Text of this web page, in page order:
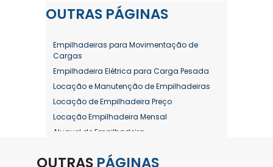
OUTRAS PÁGINAS
Empilhadeiras para Movimentação de
Cargas
Empilhadeira Elétrica para Carga Pesada
Locação e Manutenção de Empilhadeiras
Locação de Empilhadeira Preço
Locação Empilhadeira Mensal
Aluguel de Empilhadeira
Aluguel de Empilhadeira Diária Valor
OUTRAS PÁGINAS